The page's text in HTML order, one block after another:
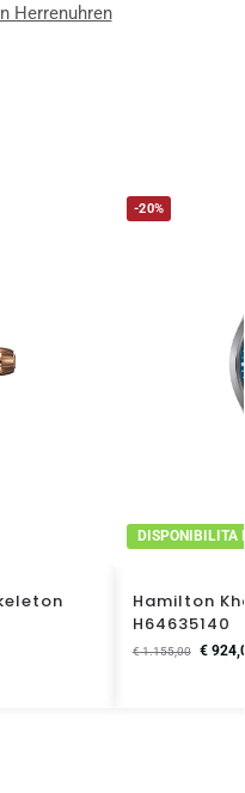
Herrenuhren
-20%
DISPONIBILITA
Hamilton
H64635140
€1.155,00 €